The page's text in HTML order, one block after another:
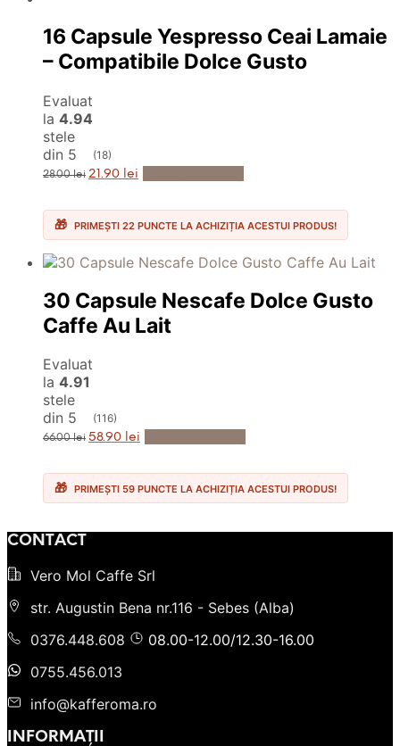
16 Capsule Yespresso Ceai Lamaie
– Compatibile Dolce Gusto
Evaluat
la 4.94
stele
din 5
(18)
28.00lei Prețul
inițial
fost:
28.00 lei.
21.90 lei Prețul
curent
21.90 lei.
PRIMEȘTI 22 PUNCTE LA ACHIZIȚIA ACESTUI PRODUS!
30 Capsule Nescafe Dolce Gusto
Caffe Au Lait
Evaluat
la 4.91
stele
din 5
(116)
66.00lei Prețul
inițial
fost:
66.00 lei.
58.90 lei Prețul
curent
58.90 lei.
PRIMEȘTI 59 PUNCTE LA ACHIZIȚIA ACESTUI PRODUS!
CONTACT
Vero Mol Caffe Srl
str. Augustin Bena nr.116 - Sebes (Alba)
0376.448.608
08.00-12.00/12.30-16.00
0755.456.013
info@kafferoma.ro
INFORMAȚII